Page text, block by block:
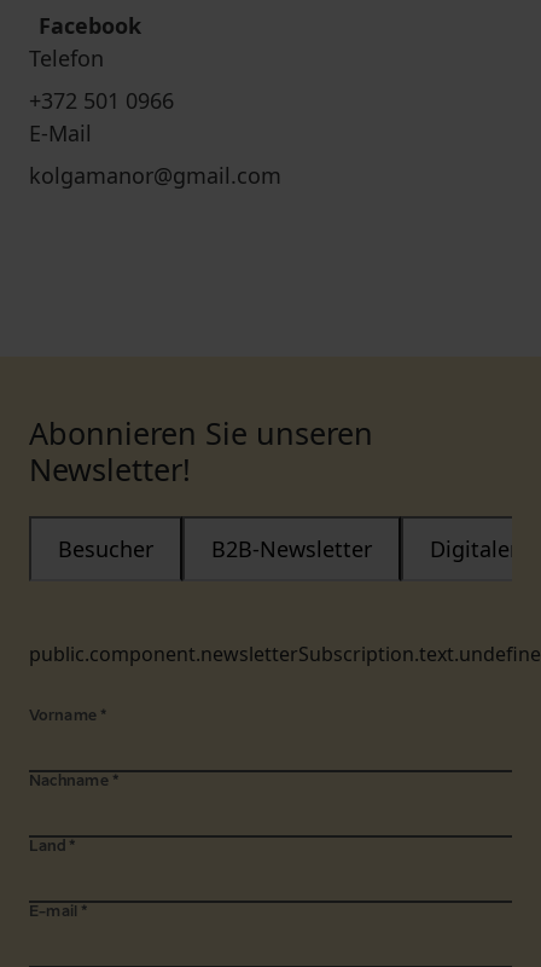
Facebook
Telefon
+372 501 0966
E-Mail
kolgamanor@gmail.com
Abonnieren Sie unseren
Newsletter!
Besucher B2B-Newsletter Digitaler
Vorname *
Nachname *
Land *
E-mail *